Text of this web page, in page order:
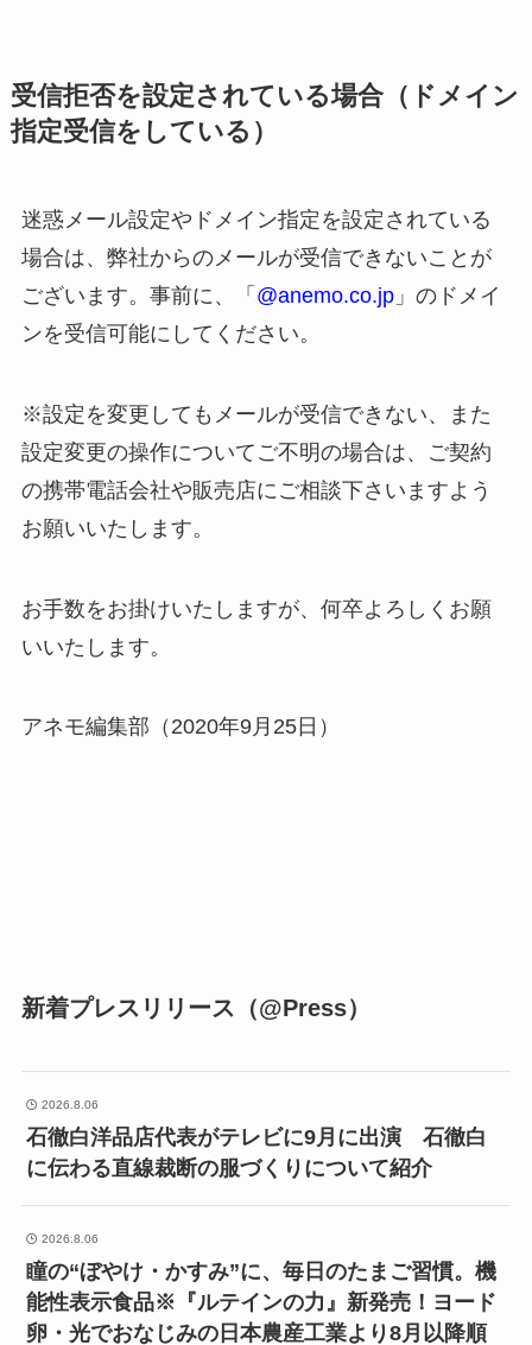
受信拒否を設定されている場合（ドメイン
指定受信をしている）
迷惑メール設定やドメイン指定を設定されている
場合は、弊社からのメールが受信できないことが
ございます。事前に、「 @anemo.co.jp」のドメイ
ンを受信可能にしてください。
※設定を変更してもメールが受信できない、また
設定変更の操作についてご不明の場合は、ご契約
の携帯電話会社や販売店にご相談下さいますよう
お願いいたします。
お手数をお掛けいたしますが、何卒よろしくお願
いいたします。
アネモ編集部（2020年9月25日）
新着プレスリリース（@Press）
2026.8.06
石徹白洋品店代表がテレビに9月に出演 石徹白
に伝わる直線裁断の服づくりについて紹介
2026.8.06
瞳の“ぼやけ・かすみ”に、毎日のたまご習慣。機
能性表示食品※『ルテインの力』新発売！ヨード
卵・光でおなじみの日本農産工業より8月以降順